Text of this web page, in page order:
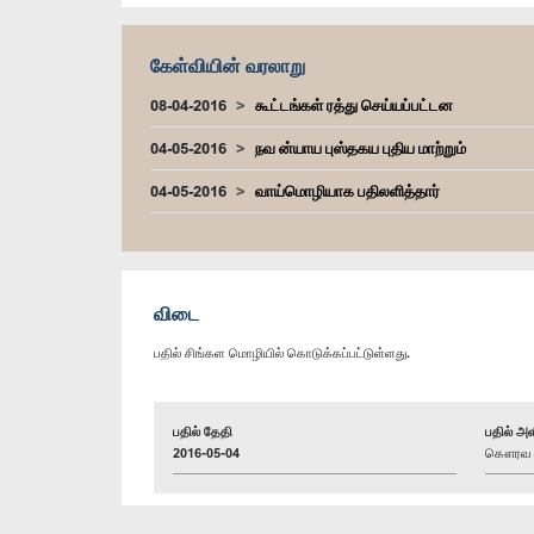
கேள்வியின் வரலாறு
08-04-2016
கூட்டங்கள் ரத்து செய்யப்பட்டன
04-05-2016
நவ ன்யாய புஸ்தகய புதிய மாற்றும்
04-05-2016
வாய்மொழியாக பதிலளித்தார்
விடை
பதில் சிங்கள மொழியில் கொடுக்கப்பட்டுள்ளது.
பதில் தேதி
2016-05-04
பதில்
கௌரவ